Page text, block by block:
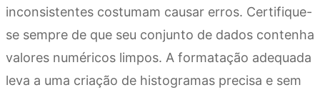
inconsistentes costumam causar erros. Certifique-
se sempre de que seu conjunto de dados contenha
valores numéricos limpos. A formatação adequada
leva a uma criação de histogramas precisa e sem